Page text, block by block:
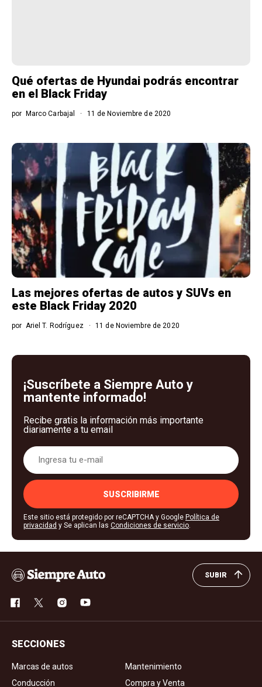
Qué ofertas de Hyundai podrás encontrar
en el Black Friday
por Marco Carbajal 11 de Noviembre de 2020
Las mejores ofertas de autos y SUVs en
este Black Friday 2020
por Ariel T. Rodríguez 11 de Noviembre de 2020
¡Suscríbete a Siempre Auto y
mantente informado!
Recibe gratis la información más importante
diariamente a tu email
SUSCRIBIRME
Este sitio está protegido por reCAPTCHA y Google Política de
privacidad y Se aplican las Condiciones de servicio
SUBIR
SECCIONES
Marcas de autos
Mantenimiento
Conducción
Compra y Venta